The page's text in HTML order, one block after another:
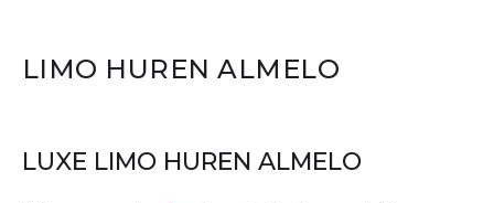
LIMO HUREN ALMELO
LUXE LIMO HUREN ALMELO